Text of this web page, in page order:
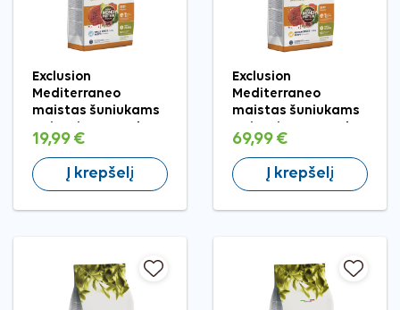
Exclusion
Mediterraneo
maistas šuniukams
19,99 €
Į krepšelį
Exclusion
Mediterraneo
maistas šuniukams
69,99 €
Į krepšelį